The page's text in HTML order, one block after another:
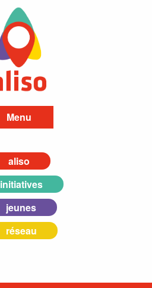
Menu
aliso
initiatives
jeunes
réseau